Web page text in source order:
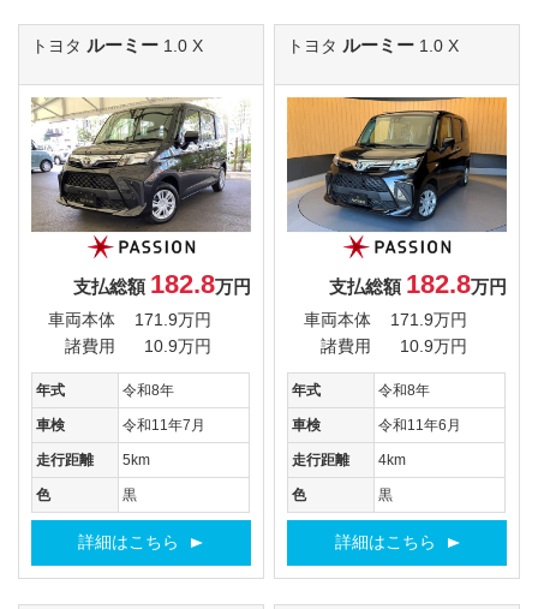
トヨタ ルーミー 1.0 X
支払総額 182.8万円
車両本体
171.9万円
諸費用
10.9万円
年式 令和8年
車検 令和11年7月
走行距離 5km
色 黒
詳細はこちら
トヨタ ルーミー 1.0 X
支払総額 182.8万円
車両本体
171.9万円
諸費用
10.9万円
年式 令和8年
車検 令和11年6月
走行距離 4km
色 黒
詳細はこちら